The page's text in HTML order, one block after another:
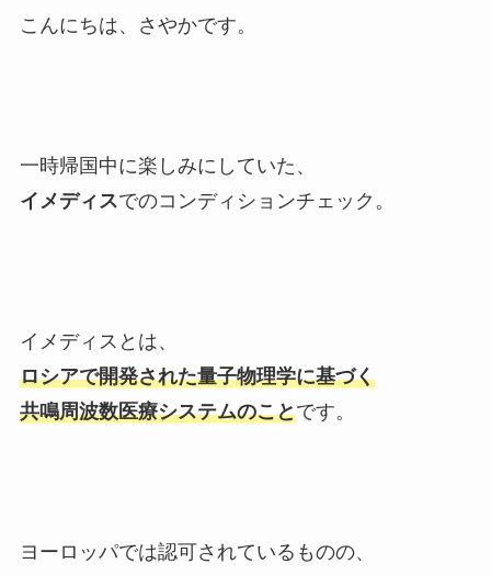
こんにちは、さやかです。
一時帰国中に楽しみにしていた、
イメディスでのコンディションチェック。
イメディスとは、
ロシアで開発された量子物理学に基づく
共鳴周波数医療システムのことです。
ヨーロッパでは認可されているものの、